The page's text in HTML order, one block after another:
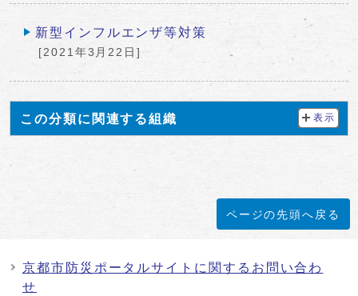
新型インフルエンザ等対策
[2021年3月22日]
この分類に関連する組織 表示
ページの先頭へ戻る
京都市防災ポータルサイトに関するお問い合わ
せ